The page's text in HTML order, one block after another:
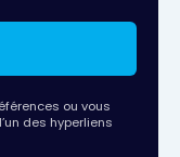
ou vous
des hyperliens